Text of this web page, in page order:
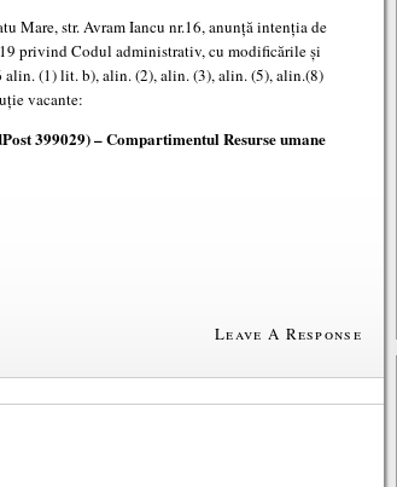
Mare, str. Avram Iancu nr.16, anunță intenția de
privind Codul administrativ, cu modificările și
(1) lit. b), alin. (2), alin. (3), alin. (5), alin.(8)
vacante:
399029) – Compartimentul Resurse umane
Leave A Response